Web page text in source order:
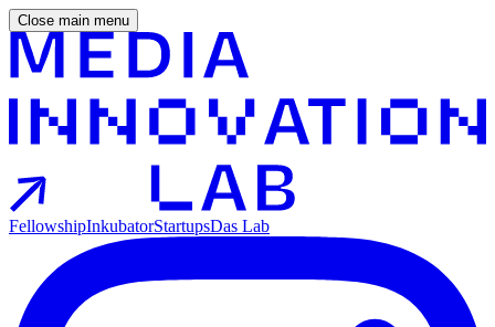
Close main menu
FellowshipInkubatorStartupsDas Lab